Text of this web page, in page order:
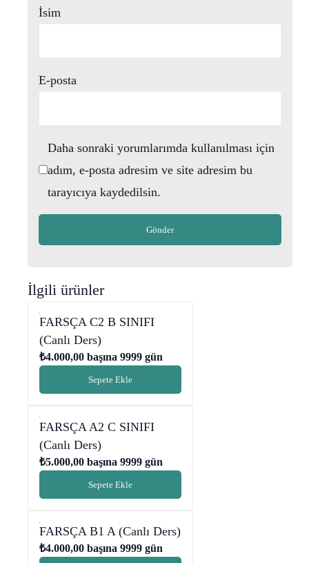
İsim
E-posta
Daha sonraki yorumlarımda kullanılması için
adım, e-posta adresim ve site adresim bu
tarayıcıya kaydedilsin.
İlgili ürünler
FARSÇA C2 B SINIFI
(Canlı Ders)
₺4.000,00 başına 9999 gün
Sepete Ekle
FARSÇA A2 C SINIFI
(Canlı Ders)
₺5.000,00 başına 9999 gün
Sepete Ekle
FARSÇA B1 A (Canlı Ders)
₺4.000,00 başına 9999 gün